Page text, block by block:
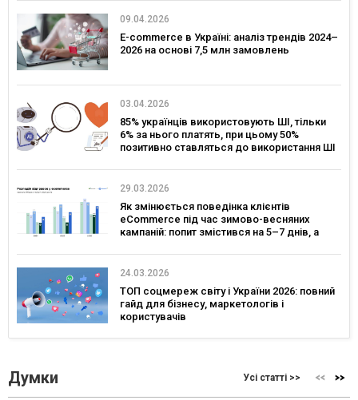
09.04.2026
E-commerce в Україні: аналіз трендів 2024–
2026 на основі 7,5 млн замовлень
03.04.2026
85% українців використовують ШІ, тільки
6% за нього платять, при цьому 50%
позитивно ставляться до використання ШІ
29.03.2026
Як змінюється поведінка клієнтів
eCommerce під час зимово-весняних
кампаній: попит змістився на 5–7 днів, а
четвер — дослідження eSputnik та Inweb
24.03.2026
ТОП соцмереж світу і України 2026: повний
гайд для бізнесу, маркетологів і
користувачів
Думки Усі статті >>